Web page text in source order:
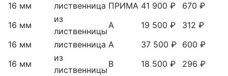
16 мм
лиственница ПРИМА 41 900 ₽
670 ₽
16 мм
из
лиственницы
А 19 500 ₽
312 ₽
16 мм
лиственница А 37 500 ₽ 600 ₽
16 мм
из
лиственницы
В 18 500 ₽
296 ₽